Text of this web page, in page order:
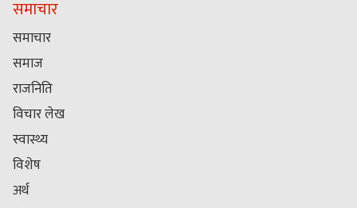
समाचार
समाचार
समाज
राजनिति
विचार लेख
स्वास्थ्य
विशेष
अर्थ